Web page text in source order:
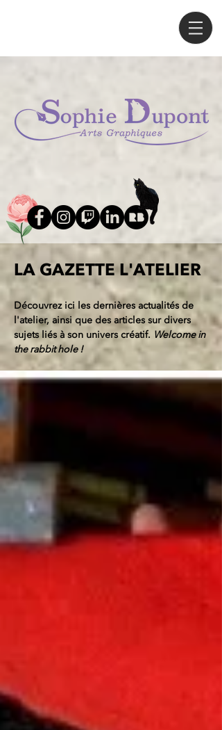
LA GAZETTE L'ATELIER
Découvrez ici les dernières actualités de
l'atelier, ainsi que des articles sur divers
sujets liés à son univers créatif. Welcome in
the rabbit hole !